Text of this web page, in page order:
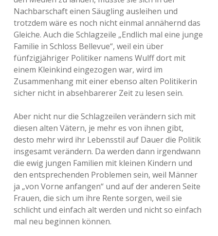
Nachbarschaft einen Säugling ausleihen und
trotzdem wäre es noch nicht einmal annähernd das
Gleiche. Auch die Schlagzeile „Endlich mal eine junge
Familie in Schloss Bellevue“, weil ein über
fünfzigjähriger Politiker namens Wulff dort mit
einem Kleinkind eingezogen war, wird im
Zusammenhang mit einer ebenso alten Politikerin
sicher nicht in absehbarerer Zeit zu lesen sein.
Aber nicht nur die Schlagzeilen verändern sich mit
diesen alten Vätern, je mehr es von ihnen gibt,
desto mehr wird ihr Lebensstil auf Dauer die Politik
insgesamt verändern. Da werden dann irgendwann
die ewig jungen Familien mit kleinen Kindern und
den entsprechenden Problemen sein, weil Männer
ja „von Vorne anfangen“ und auf der anderen Seite
Frauen, die sich um ihre Rente sorgen, weil sie
schlicht und einfach alt werden und nicht so einfach
mal neu beginnen können.